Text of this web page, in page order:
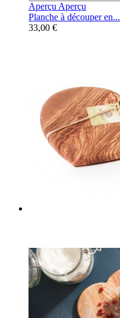
Aperçu Aperçu
Planche à découper en...
33,00 €